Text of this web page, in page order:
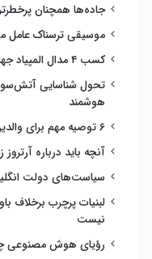
جاده‌ها همچنان
موسیقی ترسناک عامل
کسب ۴ مدال المپیاد جهانی هوش مصنوعی برای ایران
تحول شناسایی
هوشمند
۶ توصیه مهم برای والدین پیش از بازگشایی مدارس
آنچه باید درباره آرتروز
سیاست‌های دولت
لبنیات پرچرب برخلاف
نیست
رؤیای هوش مصنوعی